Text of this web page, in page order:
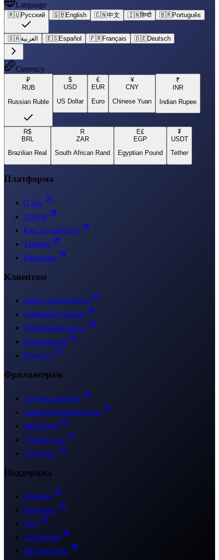
Language
🇷🇺Русский 🇬🇧English 🇨🇳中文 🇮🇳हिन्दी 🇧🇷Português
🇸🇦العربية 🇪🇸Español 🇫🇷Français 🇩🇪Deutsch
Currency
₽
RUB
Russian Ruble
$
USD
US Dollar
€
EUR
Euro
¥
CNY
Chinese Yuan
₹
INR
Indian Rupee
R$
BRL
Brazilian Real
R
ZAR
South African Rand
E£
EGP
Egyptian Pound
₮
USDT
Tether
Платформа
О нас
Услуги
Как это работает
Тарифы
Вакансии
Клиентам
Найти специалиста
Цифровые товары
Глобальный поиск
Информация
Новости
Фрилансерам
Создать профиль
Разместить объявление
Миграция
Сообщество
Обучение
Поддержка
Помощь
Контакты
FAQ
Партнёрам
PR-менеджер